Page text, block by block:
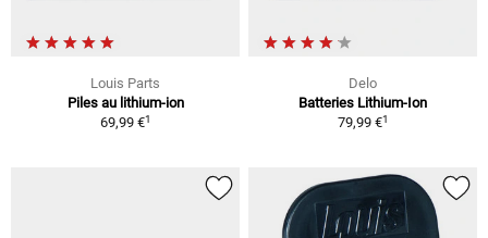
Louis Parts
Piles au lithium-ion
69,99 €1
Delo
Batteries Lithium-Ion
79,99 €1